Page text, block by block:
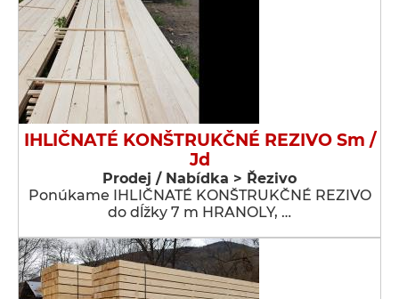
IHLIČNATÉ KONŠTRUKČNÉ REZIVO Sm /
Jd
Prodej / Nabídka > Řezivo
Ponúkame IHLIČNATÉ KONŠTRUKČNÉ REZIVO
do dĺžky 7 m HRANOLY, …